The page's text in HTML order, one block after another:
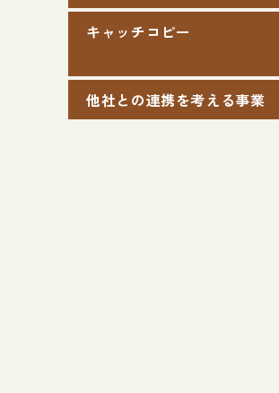
キャッチコピー
他社との連携を考える事業